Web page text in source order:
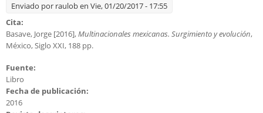
Enviado por rauloben Vie, 01/20/2017 - 17:55
Cita:
Basave, Jorge [2016],Multinacionales mexicanas. Surgimiento y evolución,
México, Siglo XXI, 188 pp.
Fuente:
Libro
Fecha de publicación:
2016